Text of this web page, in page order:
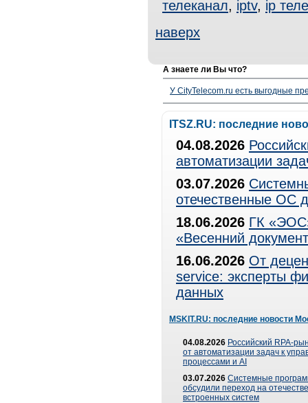
телеканал, iptv, ip
наверх
А знаете ли Вы что?
У CityTelecom.ru есть выгодные
ITSZ.RU: последние
04.08.2026
автоматизации
03.07.2026
отечественные ОС
18.06.2026 ГК
«Весенний
16.06.2026 От
service: эксперты
данных
MSKIT.RU: последние новости
04.08.2026 Российский RPA-
от автоматизации задач к
процессами и AI
03.07.2026 Системные
обсудили переход на
встроенных систем